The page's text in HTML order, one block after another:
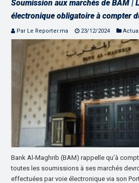
Soumission aux marchés de BAM |
électronique obligatoire à compter
Par Le Reporter.ma 23/12/2024
Bank Al-Maghrib (BAM) rappelle qu’à
toutes les soumissions à ses marchés
effectuées par voie électronique via son